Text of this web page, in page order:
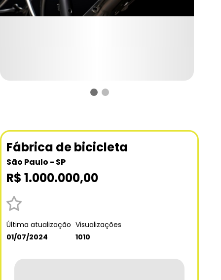
Fábrica de bicicleta
São Paulo - SP
R$ 1.000.000,00
Última atualização
01/07/2024
Visualizações
1010